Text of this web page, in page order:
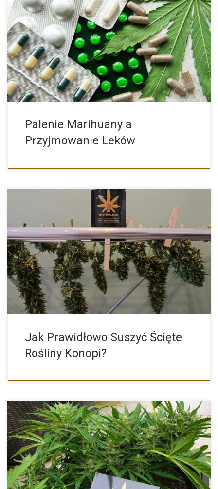
Palenie marihuany cieszy się coraz większą popularnością.
Nierzadko jest ona […]
Palenie Marihuany a
Przyjmowanie Leków
Suszenie ściętych roślin konopi to kwestia, która interesuje
naprawdę dużą […]
Jak Prawidłowo Suszyć Ścięte
Rośliny Konopi?
To pytanie, które zadaje sobie wiele osób, które chcą rozpocząć
[…]